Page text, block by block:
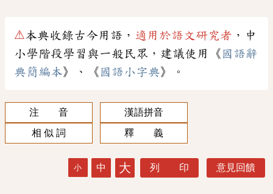
⚠本典收錄古今用語， 適用於語文研究者 ，中
小學階段學習與一般民眾，建議使用《 國語辭
典簡編本》、《 國語小字典》。
注 音
漢語拼音
相 似 詞
釋 義
小 中 大 列 印 意見回饋